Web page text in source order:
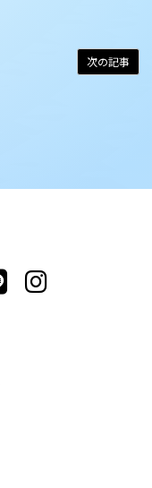
次の記事